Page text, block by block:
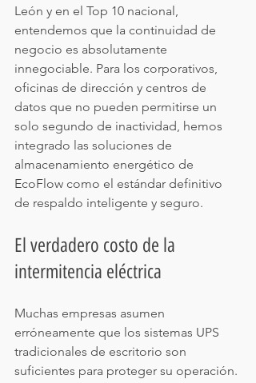
León y en el Top 10 nacional,
entendemos que la continuidad de
negocio es absolutamente
innegociable. Para los corporativos,
oficinas de dirección y centros de
datos que no pueden permitirse un
solo segundo de inactividad, hemos
integrado las soluciones de
almacenamiento energético de
EcoFlow como el estándar definitivo
de respaldo inteligente y seguro.
El verdadero costo de la
intermitencia eléctrica
Muchas empresas asumen
erróneamente que los sistemas UPS
tradicionales de escritorio son
suficientes para proteger su operación.